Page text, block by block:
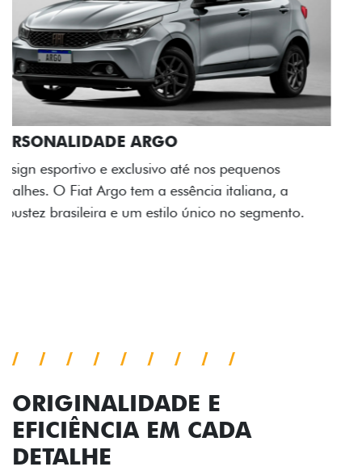
ACABAMENTO E DESIGN INTERNO
A flag italiana e o novo logo Fiat também aparecem
no interior do carro, que possui acabamento
impecável e detalhes escurecidos.
ORIGINALIDADE E
EFICIÊNCIA EM CADA
DETALHE